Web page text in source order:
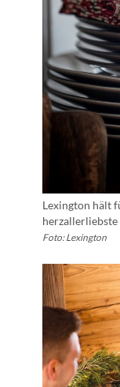
Lexington hält
Foto: Lexington